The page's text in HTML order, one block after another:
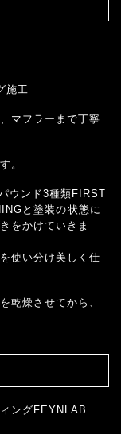
施工
マフラーまで丁寧
。
ウンド3種類FIRST
と塗装の状態に
をかけていきま
使い分け美しく仕
乾燥させてから、
ングFEYNLAB